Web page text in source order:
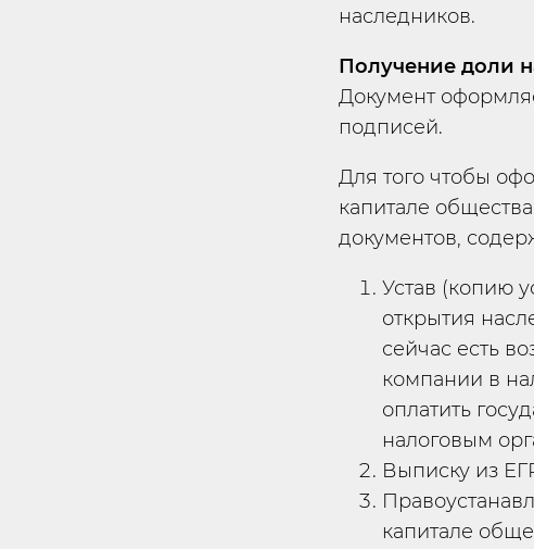
наследников.
Получение доли
Документ
подписей.
Для того чтобы
капитале
документов,
Устав (копию
открытия
сейчас есть
компании в
оплатить
налоговым
Выписку из
капитале